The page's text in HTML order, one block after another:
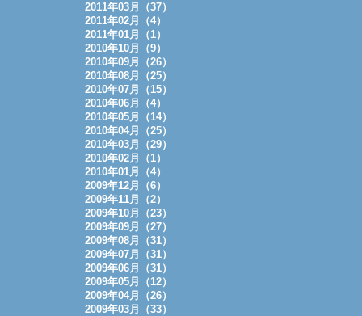
2011年03月（37）
2011年02月（4）
2011年01月（1）
2010年10月（9）
2010年09月（26）
2010年08月（25）
2010年07月（15）
2010年06月（4）
2010年05月（14）
2010年04月（25）
2010年03月（29）
2010年02月（1）
2010年01月（4）
2009年12月（6）
2009年11月（2）
2009年10月（23）
2009年09月（27）
2009年08月（31）
2009年07月（31）
2009年06月（31）
2009年05月（12）
2009年04月（26）
2009年03月（33）